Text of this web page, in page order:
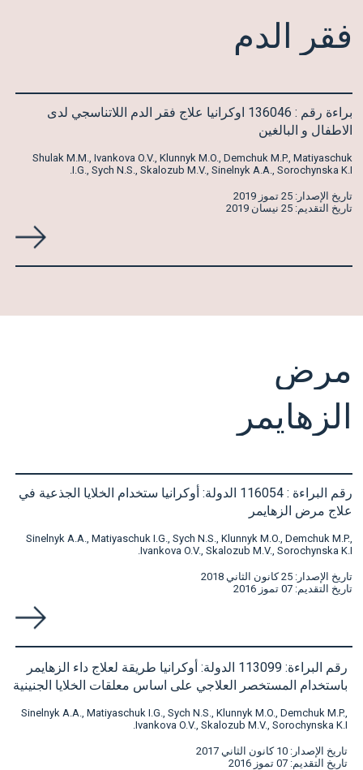
فقر الدم
براءة رقم : 136046 اوكرانيا علاج فقر الدم اللاتناسجي لدى
الاطفال و البالغين
Shulak M.M., Ivankova O.V., Klunnyk M.O., Demchuk M.P., Matiyaschuk
I.G., Sych N.S., Skalozub M.V., Sinelnyk A.A., Sorochynska K.I.
تاريخ الإصدار: 25 تموز 2019
تاريخ التقديم: 25 نيسان 2019
مرض
الزهايمر
رقم البراءة : 116054 الدولة: أوكرانيا ستخدام الخلايا الجذعية في
علاج مرض الزهايمر
Sinelnyk A.A., Matiyaschuk I.G., Sych N.S., Klunnyk M.O., Demchuk M.P.,
Ivankova O.V., Skalozub M.V., Sorochynska K.I.
تاريخ الإصدار: 25 كانون الثاني 2018
تاريخ التقديم: 07 تموز 2016
رقم البراءة: 113099 الدولة: أوكرانيا طريقة لعلاج داء الزهايمر
باستخدام المستخصر العلاجي على اساس معلقات الخلايا الجنينية
Sinelnyk A.A., Matiyaschuk I.G., Sych N.S., Klunnyk M.O., Demchuk M.P.,
Ivankova O.V., Skalozub M.V., Sorochynska K.I.
تاريخ الإصدار: 10 كانون الثاني 2017
تاريخ التقديم: 07 تموز 2016